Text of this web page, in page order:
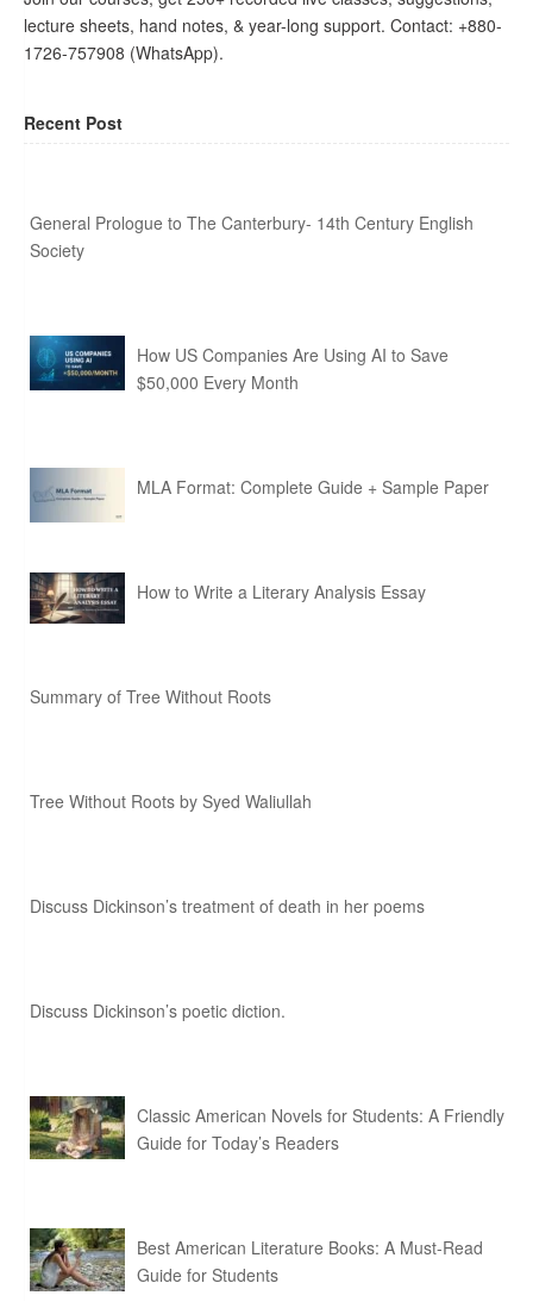
lecture sheets, hand notes, & year-long support. Contact: +880-
1726-757908 (WhatsApp).
Recent Post
General Prologue to The Canterbury- 14th Century English
Society
How US Companies Are Using AI to Save
$50,000 Every Month
MLA Format: Complete Guide + Sample Paper
How to Write a Literary Analysis Essay
Summary of Tree Without Roots
Tree Without Roots by Syed Waliullah
Discuss Dickinson’s treatment of death in her poems
Discuss Dickinson’s poetic diction.
Classic American Novels for Students: A Friendly
Guide for Today’s Readers
Best American Literature Books: A Must-Read
Guide for Students